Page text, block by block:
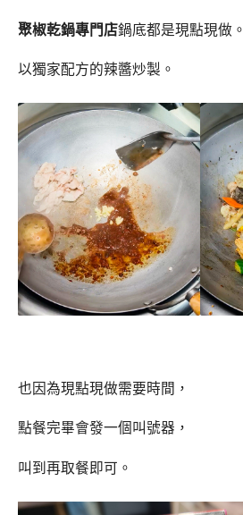
聚椒乾鍋專門店鍋底都是現點現做。
以獨家配方的辣醬炒製。
也因為現點現做需要時間，
點餐完畢會發一個叫號器，
叫到再取餐即可。